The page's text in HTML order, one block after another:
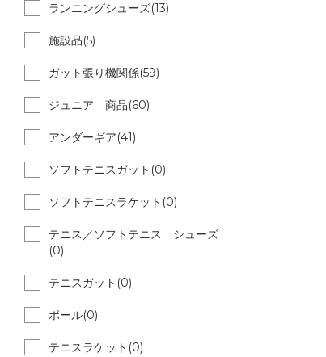
ランニングシューズ(13)
施設品(5)
ガット張り機関係(59)
ジュニア 商品(60)
アンダーギア(41)
ソフトテニスガット(0)
ソフトテニスラケット(0)
テニス／ソフトテニス シューズ
(0)
テニスガット(0)
ボール(0)
テニスラケット(0)